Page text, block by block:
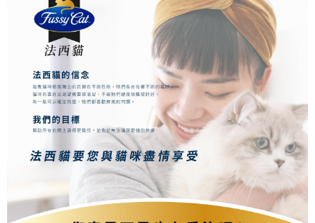
５．嚴禁一人註冊多個帳號或使用他人資訊註冊。若發現惡意使用之情形，
恩沛科技股份有限公司將有權停止該用戶之使用額度並採取法律行動。